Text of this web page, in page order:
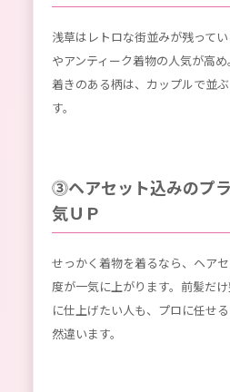
浅草はレトロな街並みが残って
やアンティーク着物の人気が高
着きのある柄は、カップルで並
す。
⓷ヘアセット込みのプ
気ＵＰ
せっかく着物を着るなら、ヘア
度が一気に上がります。前髪だ
に仕上げたい人も、プロに任せ
然違います。